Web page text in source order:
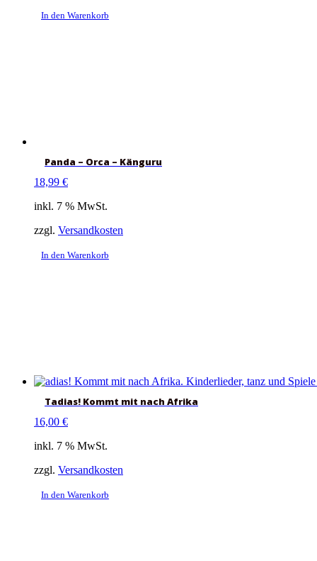
In den Warenkorb
Panda – Orca – Känguru
18,99 €
inkl. 7 % MwSt.
zzgl. Versandkosten
In den Warenkorb
Tadias! Kommt mit nach Afrika
16,00 €
inkl. 7 % MwSt.
zzgl. Versandkosten
In den Warenkorb